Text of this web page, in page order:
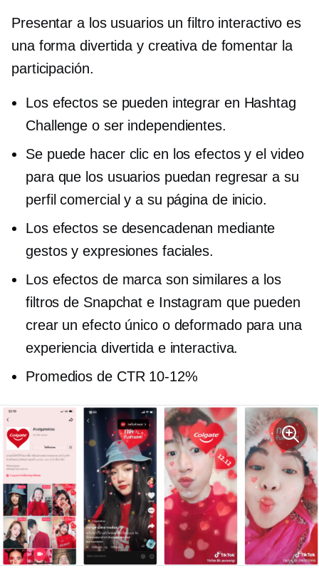
Presentar a los usuarios un filtro interactivo es
una forma divertida y creativa de fomentar la
participación.
Los efectos se pueden integrar en Hashtag
Challenge o ser independientes.
Se puede hacer clic en los efectos y el video
para que los usuarios puedan regresar a su
perfil comercial y a su página de inicio.
Los efectos se desencadenan mediante
gestos y expresiones faciales.
Los efectos de marca son similares a los
filtros de Snapchat e Instagram que pueden
crear un efecto único o deformado para una
experiencia divertida e interactiva.
Promedios de CTR 10-12%